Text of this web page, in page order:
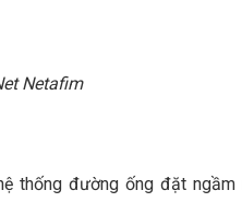
tại gốc có bù áp để đảm